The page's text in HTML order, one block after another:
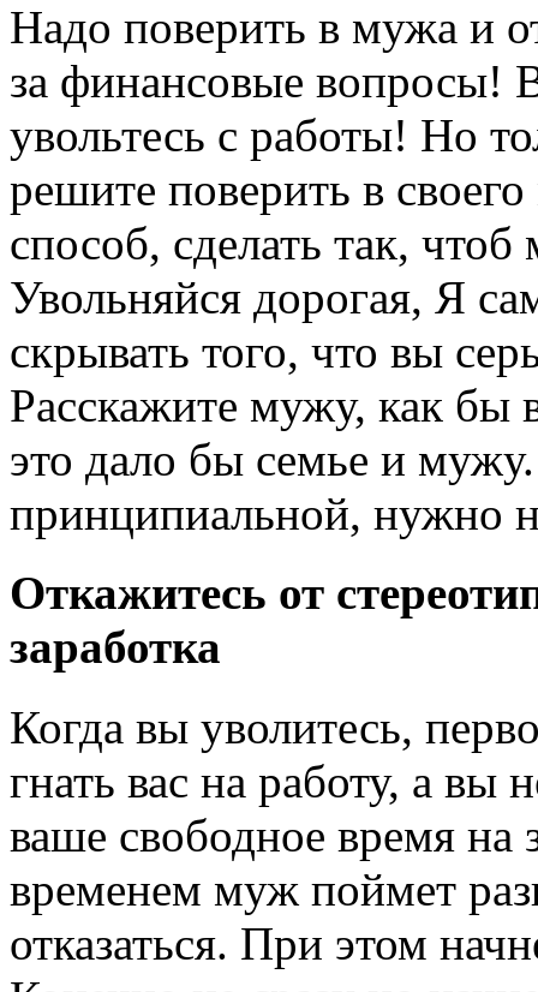
Надо поверить в мужа и
за финансовые вопросы!
увольтесь с работы! Но
решите поверить в
способ, сделать так,
Увольняйся дорогая, Я
скрывать того, что вы
Расскажите мужу, как бы
это дало бы семье и
принципиальной, нужно
Откажитесь от
заработка
Когда вы уволитесь,
гнать вас на работу, а вы
ваше свободное время на
временем муж поймет
отказаться. При этом